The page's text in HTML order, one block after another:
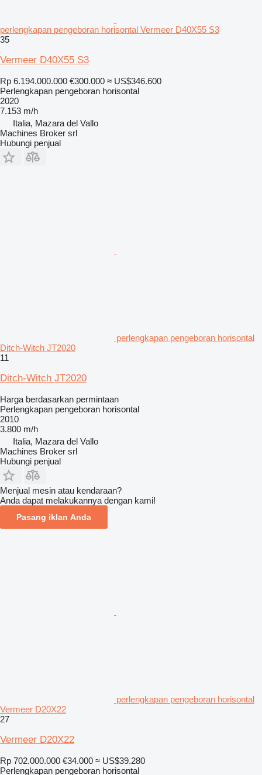
perlengkapan pengeboran horisontal Vermeer D40X55 S3
35
Vermeer D40X55 S3
Rp 6.194.000.000 €300.000 ≈ US$346.600
Perlengkapan pengeboran horisontal
2020
7.153 m/h
Italia, Mazara del Vallo
Machines Broker srl
Hubungi penjual
perlengkapan pengeboran horisontal
Ditch-Witch JT2020
11
Ditch-Witch JT2020
Harga berdasarkan permintaan
Perlengkapan pengeboran horisontal
2010
3.800 m/h
Italia, Mazara del Vallo
Machines Broker srl
Hubungi penjual
Menjual mesin atau kendaraan?
Anda dapat melakukannya dengan kami!
Pasang iklan Anda
perlengkapan pengeboran horisontal
Vermeer D20X22
27
Vermeer D20X22
Rp 702.000.000 €34.000 ≈ US$39.280
Perlengkapan pengeboran horisontal